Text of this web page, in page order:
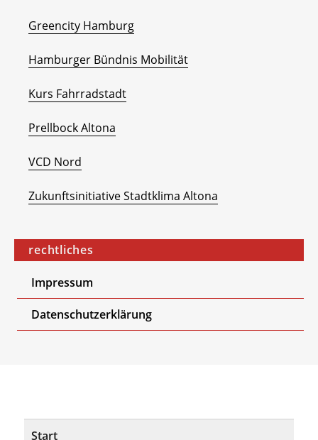
Greencity Hamburg
Hamburger Bündnis Mobilität
Kurs Fahrradstadt
Prellbock Altona
VCD Nord
Zukunftsinitiative Stadtklima Altona
rechtliches
Impressum
Datenschutzerklärung
Start